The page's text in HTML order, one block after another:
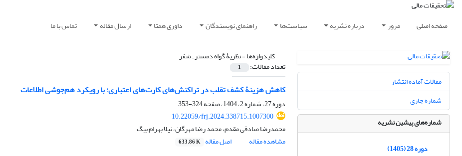
صفحه اصلی مرور درباره نشریه سیاست‌ها راهنمای نویسندگان داوری همتا ارسال مقاله تماس با ما
کلیدواژه‌ها =نظریۀ گواه دمستر ـ شفر
تعداد مقالات: 1
کاهش هزینۀ کشف تقلب در تراکنش‌های کارت‌های اعتباری: با رویکرد هم‌جوشی اطلاعات
دوره 27، شماره 2، 1404، صفحه
324-353
10.22059/frj.2024.338715.1007300
محمدرضا صادقی مقدم، محمد رضا مهرگان، نیلا بهرام بیگ
مشاهده مقاله
اصل مقاله 633.86 K
مقالات آماده انتشار
شماره جاری
شماره‌های پیشین نشریه
دوره 28 (1405)